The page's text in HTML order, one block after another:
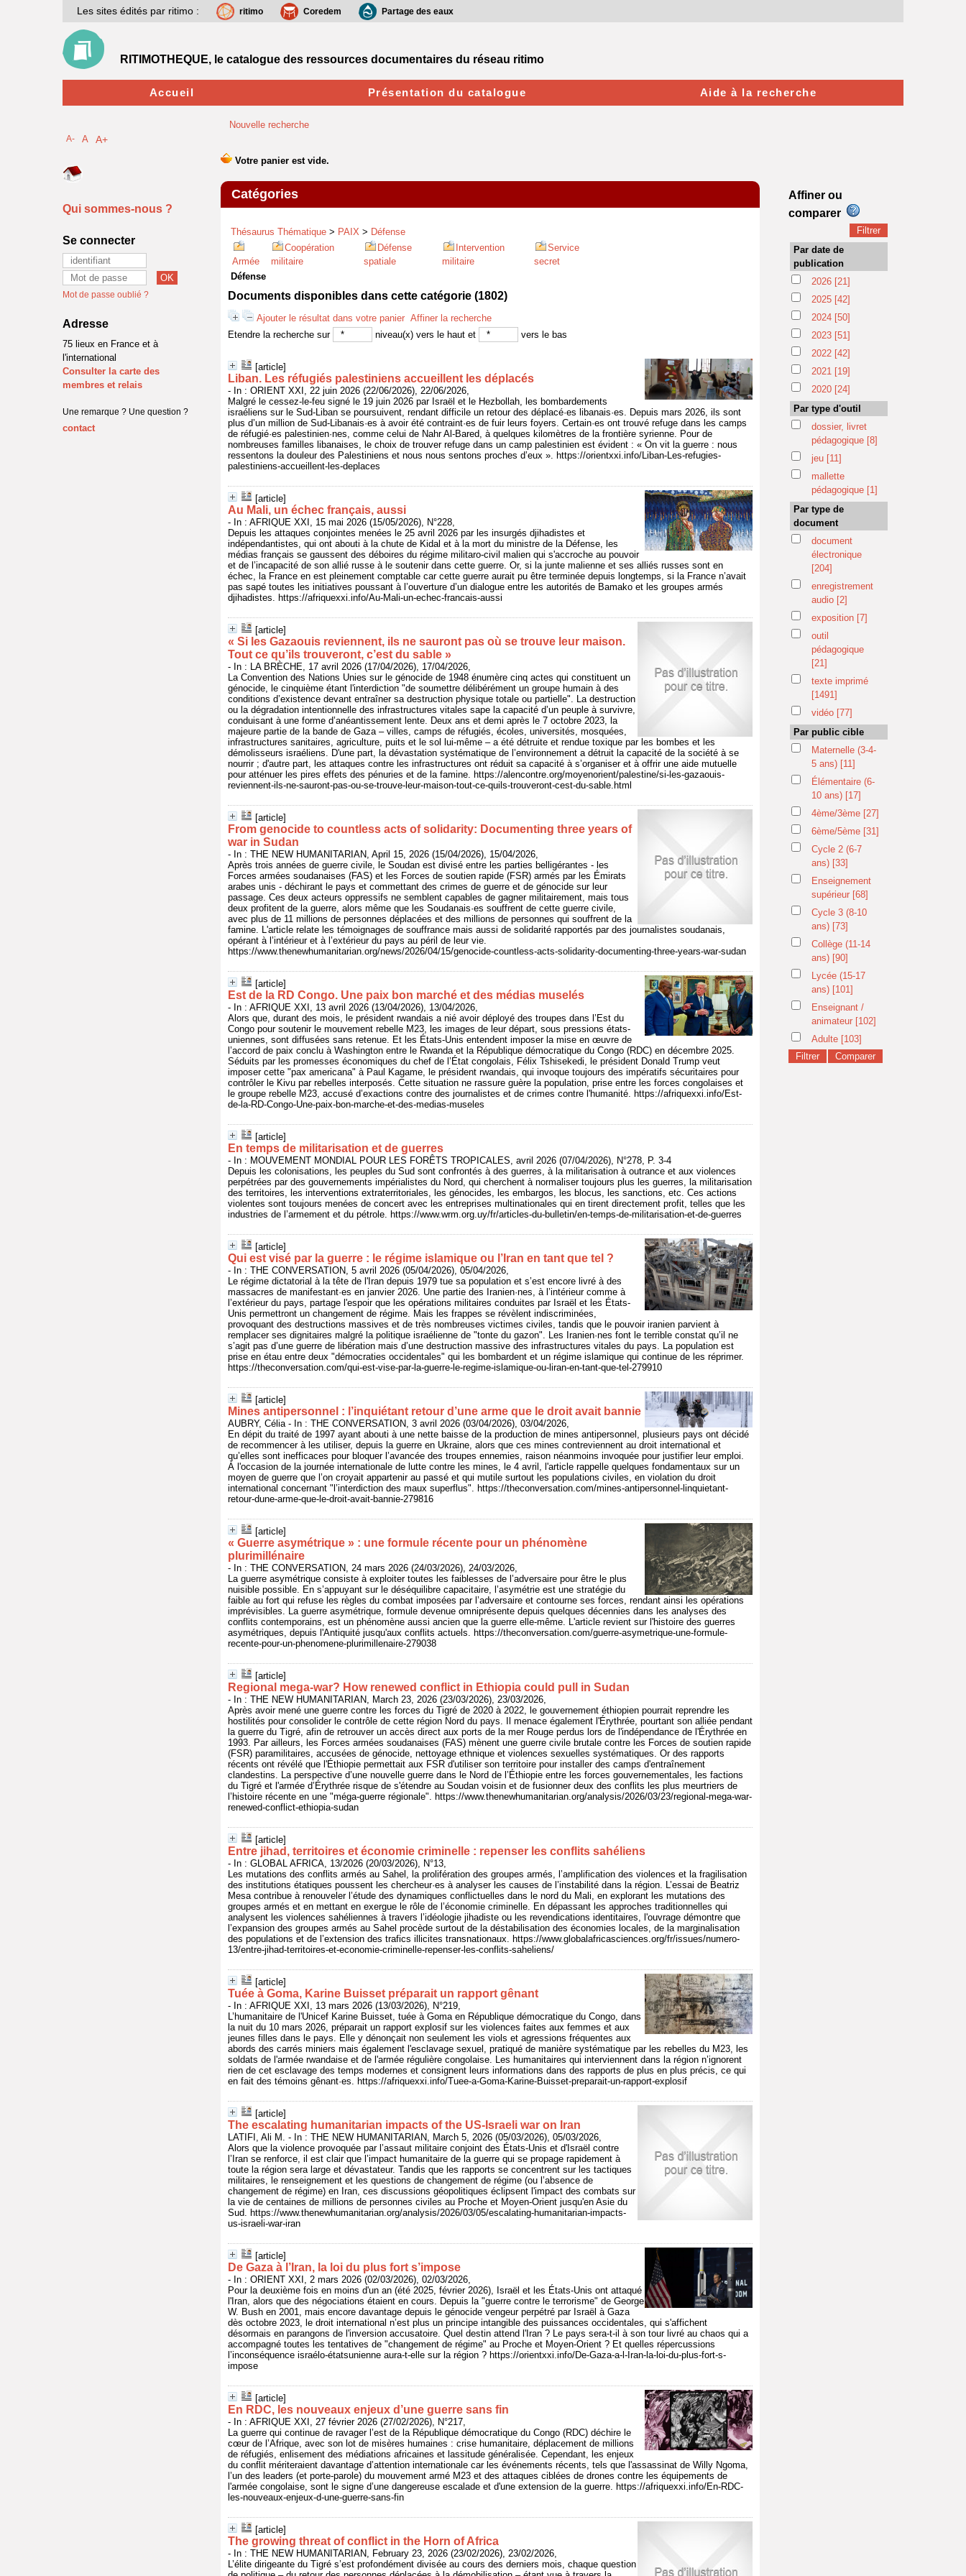
Nouvelle recherche
Catégories
Thésaurus Thématique > PAIX > Défense
Armée
Coopération
militaire
Défense
spatiale
Intervention
militaire
Service
secret
Défense
Documents disponibles dans cette catégorie (1802)
Ajouter le résultat dans votre panier Affiner la recherche
Etendre la recherche sur
niveau(x) vers le haut et vers le bas
[article]
Liban. Les réfugiés palestiniens accueillent les déplacés
- In : ORIENT XXI, 22 juin 2026 (22/06/2026), 22/06/2026,
Malgré le cessez-le-feu signé le 19 juin 2026 par Israël et le Hezbollah, les bombardements
israéliens sur le Sud-Liban se poursuivent, rendant difficile un retour des déplacé·es libanais·es. Depuis mars 2026, ils sont
plus d’un million de Sud-Libanais·es à avoir été contraint·es de fuir leurs foyers. Certain·es ont trouvé refuge dans les camps
de réfugié·es palestinien·nes, comme celui de Nahr Al-Bared, à quelques kilomètres de la frontière syrienne. Pour de
nombreuses familles libanaises, le choix de trouver refuge dans un camp palestinien est évident : « On vit la guerre : nous
ressentons la douleur des Palestiniens et nous nous sentons proches d’eux ». https://orientxxi.info/Liban-Les-refugies-
palestiniens-accueillent-les-deplaces
[article]
Au Mali, un échec français, aussi
- In : AFRIQUE XXI, 15 mai 2026 (15/05/2026), N°228,
Depuis les attaques conjointes menées le 25 avril 2026 par les insurgés djihadistes et
indépendantistes, qui ont abouti à la chute de Kidal et à la mort du ministre de la Défense, les
médias français se gaussent des déboires du régime militaro-civil malien qui s'accroche au pouvoir
et de l’incapacité de son allié russe à le soutenir dans cette guerre. Or, si la junte malienne et ses alliés russes sont en
échec, la France en est pleinement comptable car cette guerre aurait pu être terminée depuis longtemps, si la France n’avait
pas sapé toutes les initiatives poussant à l’ouverture d’un dialogue entre les autorités de Bamako et les groupes armés
djihadistes. https://afriquexxi.info/Au-Mali-un-echec-francais-aussi
[article]
« Si les Gazaouis reviennent, ils ne sauront pas où se trouve leur maison.
Tout ce qu’ils trouveront, c’est du sable »
- In : LA BRÈCHE, 17 avril 2026 (17/04/2026), 17/04/2026,
La Convention des Nations Unies sur le génocide de 1948 énumère cinq actes qui constituent un
génocide, le cinquième étant l'interdiction "de soumettre délibérément un groupe humain à des
conditions d’existence devant entraîner sa destruction physique totale ou partielle". La destruction
ou la dégradation intentionnelle des infrastructures vitales sape la capacité d’un peuple à survivre,
conduisant à une forme d’anéantissement lente. Deux ans et demi après le 7 octobre 2023, la
majeure partie de la bande de Gaza – villes, camps de réfugiés, écoles, universités, mosquées,
infrastructures sanitaires, agriculture, puits et le sol lui-même – a été détruite et rendue toxique par les bombes et les
démolisseurs israéliens. D'une part, la dévastation systématique de l’environnement a détruit la capacité de la société à se
nourrir ; d'autre part, les attaques contre les infrastructures ont réduit sa capacité à s’organiser et à offrir une aide mutuelle
pour atténuer les pires effets des pénuries et de la famine. https://alencontre.org/moyenorient/palestine/si-les-gazaouis-
reviennent-ils-ne-sauront-pas-ou-se-trouve-leur-maison-tout-ce-quils-trouveront-cest-du-sable.html
[article]
From genocide to countless acts of solidarity: Documenting three years of
war in Sudan
- In : THE NEW HUMANITARIAN, April 15, 2026 (15/04/2026), 15/04/2026,
Après trois années de guerre civile, le Soudan est divisé entre les parties belligérantes - les
Forces armées soudanaises (FAS) et les Forces de soutien rapide (FSR) armés par les Émirats
arabes unis - déchirant le pays et commettant des crimes de guerre et de génocide sur leur
passage. Ces deux acteurs oppressifs ne semblent capables de gagner militairement, mais tous
deux profitent de la guerre, alors même que les Soudanais·es souffrent de cette guerre civile,
avec plus de 11 millions de personnes déplacées et des millions de personnes qui souffrent de la
famine. L'article relate les témoignages de souffrance mais aussi de solidarité rapportés par des journalistes soudanais,
opérant à l’intérieur et à l’extérieur du pays au péril de leur vie.
https://www.thenewhumanitarian.org/news/2026/04/15/genocide-countless-acts-solidarity-documenting-three-years-war-sudan
[article]
Est de la RD Congo. Une paix bon marché et des médias muselés
- In : AFRIQUE XXI, 13 avril 2026 (13/04/2026), 13/04/2026,
Alors que, durant des mois, le président rwandais a nié avoir déployé des troupes dans l’Est du
Congo pour soutenir le mouvement rebelle M23, les images de leur départ, sous pressions états-
uniennes, sont diffusées sans retenue. Et les États-Unis entendent imposer la mise en œuvre de
l’accord de paix conclu à Washington entre le Rwanda et la République démocratique du Congo (RDC) en décembre 2025.
Séduits par les promesses économiques du chef de l’État congolais, Félix Tshisekedi, le président Donald Trump veut
imposer cette "pax americana" à Paul Kagame, le président rwandais, qui invoque toujours des impératifs sécuritaires pour
contrôler le Kivu par rebelles interposés. Cette situation ne rassure guère la population, prise entre les forces congolaises et
le groupe rebelle M23, accusé d’exactions contre des journalistes et de crimes contre l'humanité. https://afriquexxi.info/Est-
de-la-RD-Congo-Une-paix-bon-marche-et-des-medias-museles
[article]
En temps de militarisation et de guerres
- In : MOUVEMENT MONDIAL POUR LES FORÊTS TROPICALES, avril 2026 (07/04/2026), N°278, P. 3-4
Depuis les colonisations, les peuples du Sud sont confrontés à des guerres, à la militarisation à outrance et aux violences
perpétrées par des gouvernements impérialistes du Nord, qui cherchent à normaliser toujours plus les guerres, la militarisation
des territoires, les interventions extraterritoriales, les génocides, les embargos, les blocus, les sanctions, etc. Ces actions
violentes sont toujours menées de concert avec les entreprises multinationales qui en tirent directement profit, telles que les
industries de l’armement et du pétrole. https://www.wrm.org.uy/fr/articles-du-bulletin/en-temps-de-militarisation-et-de-guerres
[article]
Qui est visé par la guerre : le régime islamique ou l’Iran en tant que tel ?
- In : THE CONVERSATION, 5 avril 2026 (05/04/2026), 05/04/2026,
Le régime dictatorial à la tête de l'Iran depuis 1979 tue sa population et s’est encore livré à des
massacres de manifestant·es en janvier 2026. Une partie des Iranien·nes, à l’intérieur comme à
l’extérieur du pays, partage l'espoir que les opérations militaires conduites par Israël et les États-
Unis permettront un changement de régime. Mais les frappes se révèlent indiscriminées,
provoquant des destructions massives et de très nombreuses victimes civiles, tandis que le pouvoir iranien parvient à
remplacer ses dignitaires malgré la politique israélienne de "tonte du gazon". Les Iranien·nes font le terrible constat qu’il ne
s’agit pas d’une guerre de libération mais d’une destruction massive des infrastructures vitales du pays. La population est
prise en étau entre deux "démocraties occidentales" qui les bombardent et un régime islamique qui continue de les réprimer.
https://theconversation.com/qui-est-vise-par-la-guerre-le-regime-islamique-ou-liran-en-tant-que-tel-279910
[article]
Mines antipersonnel : l’inquiétant retour d’une arme que le droit avait bannie
AUBRY, Célia - In : THE CONVERSATION, 3 avril 2026 (03/04/2026), 03/04/2026,
En dépit du traité de 1997 ayant abouti à une nette baisse de la production de mines antipersonnel, plusieurs pays ont décidé
de recommencer à les utiliser, depuis la guerre en Ukraine, alors que ces mines contreviennent au droit international et
qu’elles sont inefficaces pour bloquer l’avancée des troupes ennemies, raison néanmoins invoquée pour justifier leur emploi.
À l'occasion de la journée internationale de lutte contre les mines, le 4 avril, l'article rappelle quelques fondamentaux sur un
moyen de guerre que l’on croyait appartenir au passé et qui mutile surtout les populations civiles, en violation du droit
international concernant "l’interdiction des maux superflus". https://theconversation.com/mines-antipersonnel-linquietant-
retour-dune-arme-que-le-droit-avait-bannie-279816
[article]
« Guerre asymétrique » : une formule récente pour un phénomène
plurimillénaire
- In : THE CONVERSATION, 24 mars 2026 (24/03/2026), 24/03/2026,
La guerre asymétrique consiste à exploiter toutes les faiblesses de l’adversaire pour être le plus
nuisible possible. En s’appuyant sur le déséquilibre capacitaire, l’asymétrie est une stratégie du
faible au fort qui refuse les règles du combat imposées par l’adversaire et contourne ses forces, rendant ainsi les opérations
imprévisibles. La guerre asymétrique, formule devenue omniprésente depuis quelques décennies dans les analyses des
conflits contemporains, est un phénomène aussi ancien que la guerre elle-même. L'article revient sur l'histoire des guerres
asymétriques, depuis l'Antiquité jusqu'aux conflits actuels. https://theconversation.com/guerre-asymetrique-une-formule-
recente-pour-un-phenomene-plurimillenaire-279038
[article]
Regional mega-war? How renewed conflict in Ethiopia could pull in Sudan
- In : THE NEW HUMANITARIAN, March 23, 2026 (23/03/2026), 23/03/2026,
Après avoir mené une guerre contre les forces du Tigré de 2020 à 2022, le gouvernement éthiopien pourrait reprendre les
hostilités pour consolider le contrôle de cette région Nord du pays. Il menace également l'Érythrée, pourtant son alliée pendant
la guerre du Tigré, afin de retrouver un accès direct aux ports de la mer Rouge perdus lors de l'indépendance de l'Érythrée en
1993. Par ailleurs, les Forces armées soudanaises (FAS) mènent une guerre civile brutale contre les Forces de soutien rapide
(FSR) paramilitaires, accusées de génocide, nettoyage ethnique et violences sexuelles systématiques. Or des rapports
récents ont révélé que l'Éthiopie permettait aux FSR d'utiliser son territoire pour installer des camps d'entraînement
clandestins. La perspective d’une nouvelle guerre dans le Nord de l’Éthiopie entre les forces gouvernementales, les factions
du Tigré et l'armée d’Érythrée risque de s'étendre au Soudan voisin et de fusionner deux des conflits les plus meurtriers de
l’histoire récente en une "méga-guerre régionale". https://www.thenewhumanitarian.org/analysis/2026/03/23/regional-mega-war-
renewed-conflict-ethiopia-sudan
[article]
Entre jihad, territoires et économie criminelle : repenser les conflits sahéliens
- In : GLOBAL AFRICA, 13/2026 (20/03/2026), N°13,
Les mutations des conflits armés au Sahel, la prolifération des groupes armés, l’amplification des violences et la fragilisation
des institutions étatiques poussent les chercheur·es à analyser les causes de l’instabilité dans la région. L’essai de Beatriz
Mesa contribue à renouveler l’étude des dynamiques conflictuelles dans le nord du Mali, en explorant les mutations des
groupes armés et en mettant en exergue le rôle de l’économie criminelle. En dépassant les approches traditionnelles qui
analysent les violences sahéliennes à travers l’idéologie jihadiste ou les revendications identitaires, l'ouvrage démontre que
l’expansion des groupes armés au Sahel procède surtout de la déstabilisation des économies locales, de la marginalisation
des populations et de l’extension des trafics illicites transnationaux. https://www.globalafricasciences.org/fr/issues/numero-
13/entre-jihad-territoires-et-economie-criminelle-repenser-les-conflits-saheliens/
[article]
Tuée à Goma, Karine Buisset préparait un rapport gênant
- In : AFRIQUE XXI, 13 mars 2026 (13/03/2026), N°219,
L’humanitaire de l'Unicef Karine Buisset, tuée à Goma en République démocratique du Congo, dans
la nuit du 10 mars 2026, préparait un rapport explosif sur les violences faites aux femmes et aux
jeunes filles dans le pays. Elle y dénonçait non seulement les viols et agressions fréquentes aux
abords des carrés miniers mais également l'esclavage sexuel, pratiqué de manière systématique par les rebelles du M23, les
soldats de l'armée rwandaise et de l'armée régulière congolaise. Les humanitaires qui interviennent dans la région n’ignorent
rien de cet esclavage des temps modernes et consignent leurs informations dans des rapports de plus en plus précis, ce qui
en fait des témoins gênant·es. https://afriquexxi.info/Tuee-a-Goma-Karine-Buisset-preparait-un-rapport-explosif
[article]
The escalating humanitarian impacts of the US-Israeli war on Iran
LATIFI, Ali M. - In : THE NEW HUMANITARIAN, March 5, 2026 (05/03/2026), 05/03/2026,
Alors que la violence provoquée par l’assaut militaire conjoint des États-Unis et d'Israël contre
l’Iran se renforce, il est clair que l’impact humanitaire de la guerre qui se propage rapidement à
toute la région sera large et dévastateur. Tandis que les rapports se concentrent sur les tactiques
militaires, le renseignement et les questions de changement de régime (ou l’absence de
changement de régime) en Iran, ces discussions géopolitiques éclipsent l'impact des combats sur
la vie de centaines de millions de personnes civiles au Proche et Moyen-Orient jusqu'en Asie du
Sud. https://www.thenewhumanitarian.org/analysis/2026/03/05/escalating-humanitarian-impacts-
us-israeli-war-iran
[article]
De Gaza à l’Iran, la loi du plus fort s’impose
- In : ORIENT XXI, 2 mars 2026 (02/03/2026), 02/03/2026,
Pour la deuxième fois en moins d'un an (été 2025, février 2026), Israël et les États-Unis ont attaqué
l'Iran, alors que des négociations étaient en cours. Depuis la "guerre contre le terrorisme" de George
W. Bush en 2001, mais encore davantage depuis le génocide vengeur perpétré par Israël à Gaza
dès octobre 2023, le droit international n’est plus un principe intangible des puissances occidentales, qui s'affichent
désormais en parangons de l'inversion accusatoire. Quel destin attend l'Iran ? Le pays sera-t-il à son tour livré au chaos qui a
accompagné toutes les tentatives de "changement de régime" au Proche et Moyen-Orient ? Et quelles répercussions
l’inconséquence israélo-étatsunienne aura-t-elle sur la région ? https://orientxxi.info/De-Gaza-a-l-Iran-la-loi-du-plus-fort-s-
impose
[article]
En RDC, les nouveaux enjeux d’une guerre sans fin
- In : AFRIQUE XXI, 27 février 2026 (27/02/2026), N°217,
La guerre qui continue de ravager l’est de la République démocratique du Congo (RDC) déchire le
cœur de l’Afrique, avec son lot de misères humaines : crise humanitaire, déplacement de millions
de réfugiés, enlisement des médiations africaines et lassitude généralisée. Cependant, les enjeux
du conflit mériteraient davantage d’attention internationale car les événements récents, tels que l'assassinat de Willy Ngoma,
l’un des leaders (et porte-parole) du mouvement armé M23 et des attaques ciblées de drones contre les équipements de
l'armée congolaise, sont le signe d’une dangereuse escalade et d'une extension de la guerre. https://afriquexxi.info/En-RDC-
les-nouveaux-enjeux-d-une-guerre-sans-fin
[article]
The growing threat of conflict in the Horn of Africa
- In : THE NEW HUMANITARIAN, February 23, 2026 (23/02/2026), 23/02/2026,
L’élite dirigeante du Tigré s’est profondément divisée au cours des derniers mois, chaque question
Les sites édités par ritimo : ritimo Coredem Partage des eaux
RITIMOTHEQUE, le catalogue des ressources documentaires du réseau ritimo
Accueil Présentation du catalogue Aide à la recherche
A- A A+
Qui sommes-nous ?
Se connecter
Mot de passe oublié ?
Adresse
75 lieux en France et à
l'international
Consulter la carte des
membres et relais
Une remarque ? Une question ?
contact
Affiner ou
comparer
Par date de
publication
2026 [21]
2025 [42]
2024 [50]
2023 [51]
2022 [42]
2021 [19]
2020 [24]
Par type d'outil
dossier, livret
pédagogique [8]
jeu [11]
mallette
pédagogique [1]
Par type de
document
document
électronique
[204]
enregistrement
audio [2]
exposition [7]
outil
pédagogique
[21]
texte imprimé
[1491]
vidéo [77]
Par public cible
Maternelle (3-4-
5 ans) [11]
Élémentaire (6-
10 ans) [17]
4ème/3ème [27]
6ème/5ème [31]
Cycle 2 (6-7
ans) [33]
Enseignement
supérieur [68]
Cycle 3 (8-10
ans) [73]
Collège (11-14
ans) [90]
Lycée (15-17
ans) [101]
Enseignant /
animateur [102]
Adulte [103]